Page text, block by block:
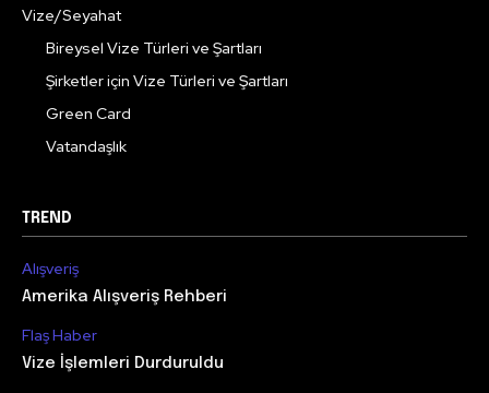
Vize/Seyahat
Bireysel Vize Türleri ve Şartları
Şirketler için Vize Türleri ve Şartları
Green Card
Vatandaşlık
TREND
Alışveriş
Amerika Alışveriş Rehberi
Flaş Haber
Vize İşlemleri Durduruldu